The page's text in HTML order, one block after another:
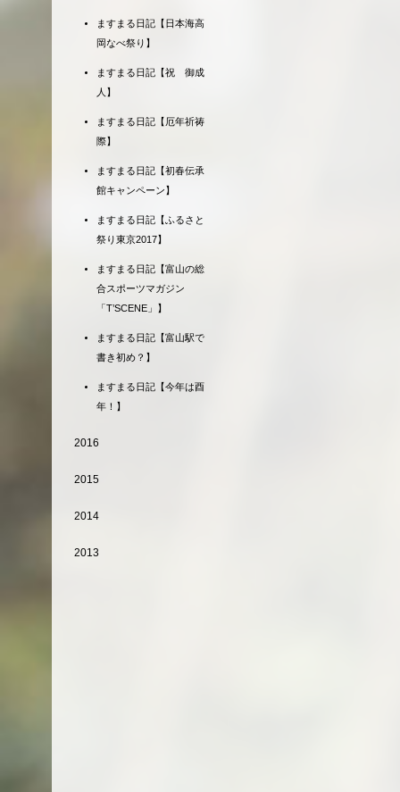
ますまる日記【日本海高
岡なべ祭り】
ますまる日記【祝 御成
人】
ますまる日記【厄年祈祷
際】
ますまる日記【初春伝承
館キャンペーン】
ますまる日記【ふるさと
祭り東京2017】
ますまる日記【富山の総
合スポーツマガジン
「T’SCENE」】
ますまる日記【富山駅で
書き初め？】
ますまる日記【今年は酉
年！】
2016
2015
2014
2013